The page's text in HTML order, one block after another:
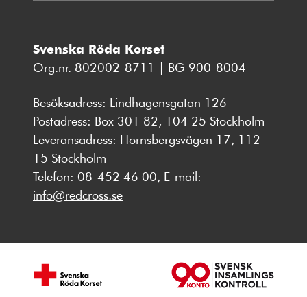
Svenska Röda Korset
Org.nr. 802002-8711 | BG 900-8004
Besöksadress: Lindhagensgatan 126
Postadress: Box 301 82, 104 25 Stockholm
Leveransadress: Hornsbergsvägen 17, 112
15 Stockholm
Telefon: 08-452 46 00, E-mail:
info@redcross.se